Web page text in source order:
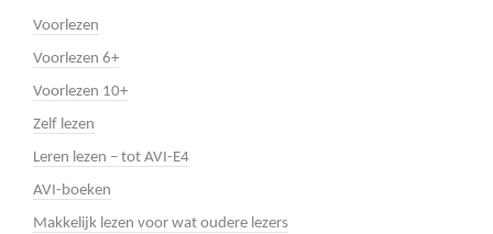
Voorlezen
Voorlezen 6+
Voorlezen 10+
Zelf lezen
Leren lezen – tot AVI-E4
AVI-boeken
Makkelijk lezen voor wat oudere lezers